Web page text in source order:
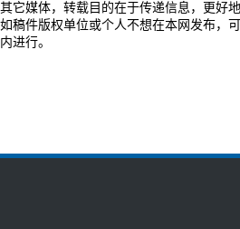
其它媒体，转载目的在于传递信息，更好
如稿件版权单位或个人不想在本网发布，
内进行。